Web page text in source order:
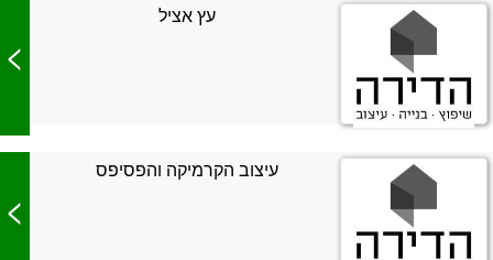
עץ אציל
>
עיצוב הקרמיקה והפסיפס
>